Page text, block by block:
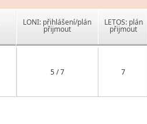
LONI: přihlášení/plán
přijmout
LETOS: plán
přijmout
5 / 7 7